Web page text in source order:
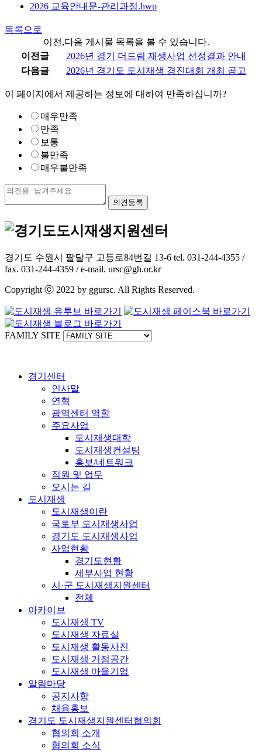
2026 교육안내문-관리과정.hwp
목록으로
이전,다음 게시물 목록을 볼 수 있습니다.
이전글
2026년 경기 더드림 재생사업 선정결과 안내
다음글
2026년 경기도 도시재생 경진대회 개최 공고
이 페이지에서 제공하는 정보에 대하여 만족하십니까?
매우만족
만족
보통
불만족
매우불만족
경기도 수원시 팔달구 고등로84번길 13-6 tel. 031-244-4355 /
fax. 031-244-4359 / e-mail. ursc@gh.or.kr
Copyright ⓒ 2022 by ggursc. All Rights Reserved.
FAMILY SITE
경기센터
인사말
연혁
광역센터 역할
주요사업
도시재생대학
도시재생컨설팅
홍보/네트워크
직원 및 업무
오시는 길
도시재생
도시재생이란
국토부 도시재생사업
경기도 도시재생사업
사업현황
경기도현황
세부사업 현황
시·군 도시재생지원센터
전체
아카이브
도시재생 TV
도시재생 자료실
도시재생 활동사진
도시재생 거점공간
도시재생 마을기업
알림마당
공지사항
채용홍보
경기도 도시재생지원센터협의회
협의회 소개
협의회 소식